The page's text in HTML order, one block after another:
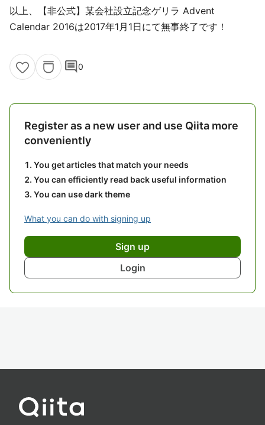
以上、【非公式】某会社設立記念ゲリラ Advent
Calendar 2016は2017年1月1日にて無事終了です！
comment0
Register as a new user and use Qiita more
conveniently
You get articles that match your needs
You can efficiently read back useful information
You can use dark theme
What you can do with signing up
Sign up
Login